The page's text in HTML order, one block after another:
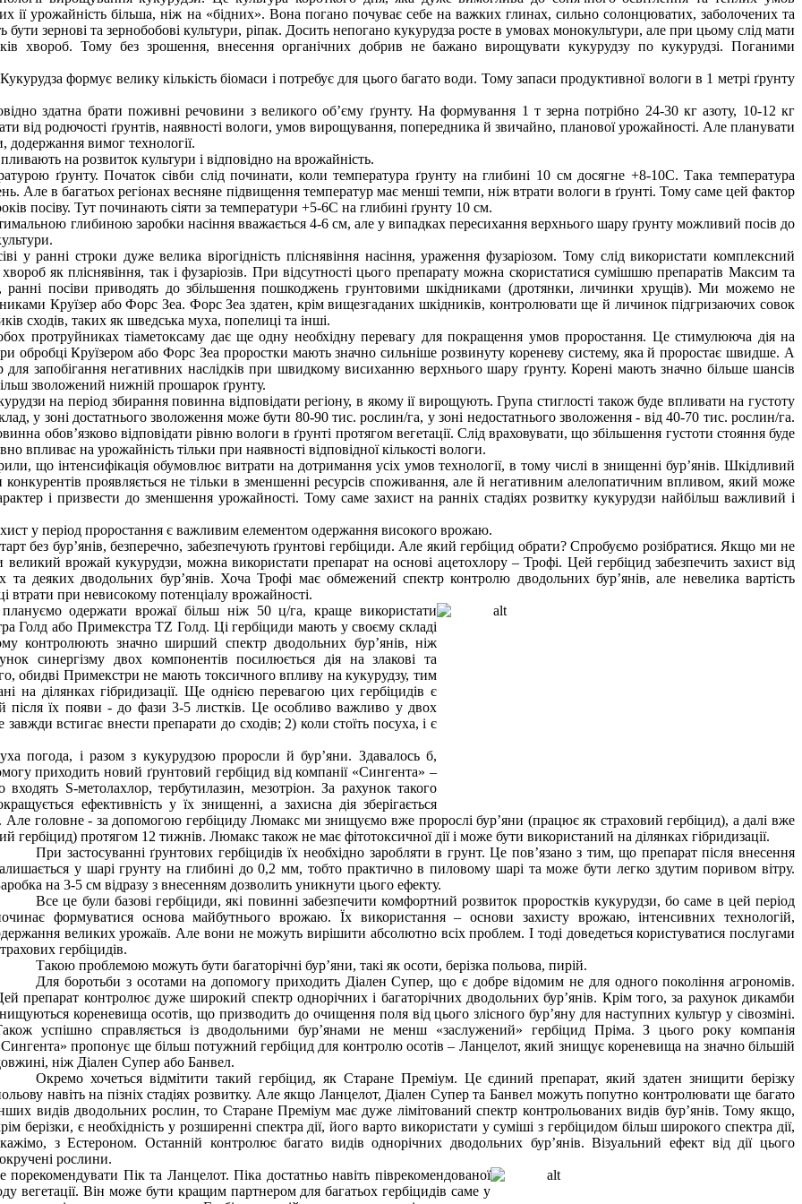
урожайність більша, ніж на «бідних». Вона погано почуває себе на важких глинах, сильно солонцюватих, заболочених та
зернові та зернобобові культури, ріпак. Досить непогано кукурудза росте в умовах монокультури, але при цьому слід мати
хвороб. Тому без зрошення, внесення органічних добрив не бажано вирощувати кукурудзу по кукурудзі. Поганими
формує велику кількість біомаси і потребує для цього багато води. Тому запаси продуктивної вологи в 1 метрі ґрунту
здатна брати поживні речовини з великого об’єму ґрунту. На формування 1 т зерна потрібно 24-30 кг азоту, 10-12 кг
від родючості ґрунтів, наявності вологи, умов вирощування, попередника й звичайно, планової урожайності. Але планувати
додержання вимог технології.
на розвиток культури і відповідно на врожайність.
ґрунту. Початок сівби слід починати, коли температура ґрунту на глибині 10 см досягне +8-10С. Така температура
Але в багатьох регіонах весняне підвищення температур має менші темпи, ніж втрати вологи в ґрунті. Тому саме цей фактор
посіву. Тут починають сіяти за температури +5-6С на глибині ґрунту 10 см.
глибиною заробки насіння вважається 4-6 см, але у випадках пересихання верхнього шару ґрунту можливий посів до
у ранні строки дуже велика вірогідність пліснявіння насіння, ураження фузаріозом. Тому слід використати комплексний
як пліснявіння, так і фузаріозів. При відсутності цього препарату можна скористатися сумішшю препаратів Максим та
посіви приводять до збільшення пошкоджень грунтовими шкідниками (дротянки, личинки хрущів). Ми можемо не
Круїзер або Форс Зеа. Форс Зеа здатен, крім вищезгаданих шкідників, контролювати ще й личинок підгризаючих совок
сходів, таких як шведська муха, попелиці та інші.
протруйниках тіаметоксаму дає ще одну необхідну перевагу для покращення умов проростання. Це стимулююча дія на
обробці Круїзером або Форс Зеа проростки мають значно сильніше розвинуту кореневу систему, яка й проростає швидше. А
запобігання негативних наслідків при швидкому висиханню верхнього шару ґрунту. Корені мають значно більше шансів
зволожений нижній прошарок ґрунту.
на період збирання повинна відповідати регіону, в якому ії вирощують. Група стиглості також буде впливати на густоту
у зоні достатнього зволоження може бути 80-90 тис. рослин/га, у зоні недостатнього зволоження - від 40-70 тис. рослин/га.
обов’язково відповідати рівню вологи в ґрунті протягом вегетації. Слід враховувати, що збільшення густоти стояння буде
впливає на урожайність тільки при наявності відповідної кількості вологи.
що інтенсифікація обумовлює витрати на дотримання усіх умов технології, в тому числі в знищенні бур’янів. Шкідливий
проявляється не тільки в зменшенні ресурсів споживання, але й негативним алелопатичним впливом, який може
і призвести до зменшення урожайності. Тому саме захист на ранніх стадіях розвитку кукурудзи найбільш важливий і
у період проростання є важливим елементом одержання високого врожаю.
без бур’янів, безперечно, забезпечують ґрунтові гербіциди. Але який гербіцид обрати? Спробуємо розібратися. Якщо ми не
врожай кукурудзи, можна використати препарат на основі ацетохлору – Трофі. Цей гербіцид забезпечить захист від
та деяких дводольних бур’янів. Хоча Трофі має обмежений спектр контролю дводольних бур’янів, але невелика вартість
втрати при невисокому потенціалу врожайності.
одержати врожаї більш ніж 50 ц/га, краще використати
Голд або Примекстра TZ Голд. Ці гербіциди мають у своєму складі
контролюють значно ширший спектр дводольних бур’янів, ніж
синергізму двох компонентів посилюється дія на злакові та
обидві Примекстри не мають токсичного впливу на кукурудзу, тим
на ділянках гібридизації. Ще однією перевагою цих гербіцидів є
після їх появи - до фази 3-5 листків. Це особливо важливо у двох
встигає внести препарати до сходів; 2) коли стоїть посуха, і є
погода, і разом з кукурудзою проросли й бур’яни. Здавалось б,
приходить новий ґрунтовий гербіцид від компанії «Сингента» –
S-метолахлор, тербутилазин, мезотріон. За рахунок такого
ефективність у їх знищенні, а захисна дія зберігається
Але головне - за допомогою гербіциду Люмакс ми знищуємо вже пророслі бур’яни (працює як страховий гербіцид), а далі вже
протягом 12 тижнів. Люмакс також не має фітотоксичної дії і може бути використаний на ділянках гібридизації.
При застосуванні ґрунтових гербіцидів їх необхідно заробляти в грунт. Це пов’язано з тим, що препарат після внесення
у шарі грунту на глибині до 0,2 мм, тобто практично в пиловому шарі та може бути легко здутим поривом вітру.
на 3-5 см відразу з внесенням дозволить уникнути цього ефекту.
Все це були базові гербіциди, які повинні забезпечити комфортний розвиток проростків кукурудзи, бо саме в цей період
формуватися основа майбутнього врожаю. Їх використання – основи захисту врожаю, інтенсивних технологій,
великих урожаїв. Але вони не можуть вирішити абсолютно всіх проблем. І тоді доведеться користуватися послугами
гербіцидів.
Такою проблемою можуть бути багаторічні бур’яни, такі як осоти, берізка польова, пирій.
Для боротьби з осотами на допомогу приходить Діален Супер, що є добре відомим не для одного покоління агрономів.
препарат контролює дуже широкий спектр однорічних і багаторічних дводольних бур’янів. Крім того, за рахунок дикамби
кореневища осотів, що призводить до очищення поля від цього злісного бур’яну для наступних культур у сівозміні.
успішно справляється із дводольними бур’янами не менш «заслужений» гербіцид Пріма. З цього року компанія
пропонує ще більш потужний гербіцид для контролю осотів – Ланцелот, який знищує кореневища на значно більшій
ніж Діален Супер або Банвел.
Окремо хочеться відмітити такий гербіцид, як Старане Преміум. Це єдиний препарат, який здатен знищити берізку
навіть на пізніх стадіях розвитку. Але якщо Ланцелот, Діален Супер та Банвел можуть попутно контролювати ще багато
видів дводольних рослин, то Старане Преміум має дуже лімітований спектр контрольованих видів бур’янів. Тому якщо,
берізки, є необхідність у розширенні спектра дії, його варто використати у суміші з гербіцидом більш широкого спектра дії,
з Естероном. Останній контролює багато видів однорічних дводольних бур’янів. Візуальний ефект від дії цього
рослини.
Пік та Ланцелот. Піка достатньо навіть піврекомендованої
вегетації. Він може бути кращим партнером для багатьох гербіцидів саме у